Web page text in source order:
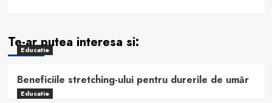
Te-ar putea interesa si:
Educatie
Beneficiile stretching-ului pentru durerile de umăr
Educatie